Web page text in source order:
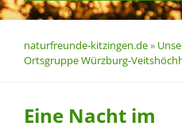
naturfreunde-kitzingen.de»
Ortsgruppe Würzburg-
Eine Nacht im